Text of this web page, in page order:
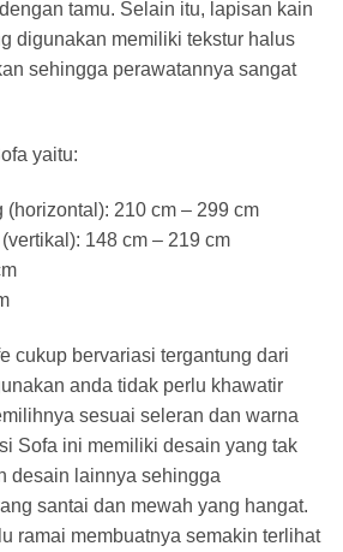
tamu. Selain itu, lapisan kain
digunakan memiliki tekstur halus
sehingga perawatannya sangat
yaitu:
210 cm – 299 cm
148 cm – 219 cm
cukup bervariasi tergantung dari
anda tidak perlu khawatir
sesuai seleran dan warna
Sofa ini memiliki desain yang tak
desain lainnya sehingga
santai dan mewah yang hangat.
ramai membuatnya semakin terlihat